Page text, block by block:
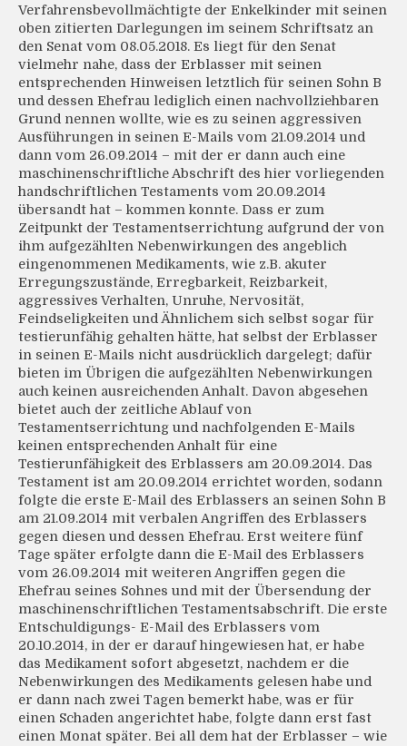
Verfahrensbevollmächtigte der Enkelkinder mit seinen
oben zitierten Darlegungen im seinem Schriftsatz an
den Senat vom 08.05.2018. Es liegt für den Senat
vielmehr nahe, dass der Erblasser mit seinen
entsprechenden Hinweisen letztlich für seinen Sohn B
und dessen Ehefrau lediglich einen nachvollziehbaren
Grund nennen wollte, wie es zu seinen aggressiven
Ausführungen in seinen E-Mails vom 21.09.2014 und
dann vom 26.09.2014 – mit der er dann auch eine
maschinenschriftliche Abschrift des hier vorliegenden
handschriftlichen Testaments vom 20.09.2014
übersandt hat – kommen konnte. Dass er zum
Zeitpunkt der Testamentserrichtung aufgrund der von
ihm aufgezählten Nebenwirkungen des angeblich
eingenommenen Medikaments, wie z.B. akuter
Erregungszustände, Erregbarkeit, Reizbarkeit,
aggressives Verhalten, Unruhe, Nervosität,
Feindseligkeiten und Ähnlichem sich selbst sogar für
testierunfähig gehalten hätte, hat selbst der Erblasser
in seinen E-Mails nicht ausdrücklich dargelegt; dafür
bieten im Übrigen die aufgezählten Nebenwirkungen
auch keinen ausreichenden Anhalt. Davon abgesehen
bietet auch der zeitliche Ablauf von
Testamentserrichtung und nachfolgenden E-Mails
keinen entsprechenden Anhalt für eine
Testierunfähigkeit des Erblassers am 20.09.2014. Das
Testament ist am 20.09.2014 errichtet worden, sodann
folgte die erste E-Mail des Erblassers an seinen Sohn B
am 21.09.2014 mit verbalen Angriffen des Erblassers
gegen diesen und dessen Ehefrau. Erst weitere fünf
Tage später erfolgte dann die E-Mail des Erblassers
vom 26.09.2014 mit weiteren Angriffen gegen die
Ehefrau seines Sohnes und mit der Übersendung der
maschinenschriftlichen Testamentsabschrift. Die erste
Entschuldigungs- E-Mail des Erblassers vom
20.10.2014, in der er darauf hingewiesen hat, er habe
das Medikament sofort abgesetzt, nachdem er die
Nebenwirkungen des Medikaments gelesen habe und
er dann nach zwei Tagen bemerkt habe, was er für
einen Schaden angerichtet habe, folgte dann erst fast
einen Monat später. Bei all dem hat der Erblasser – wie